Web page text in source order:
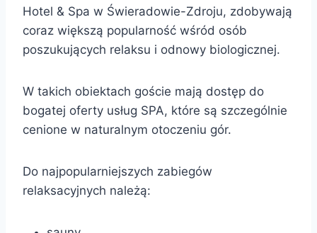
Hotel & Spa w Świeradowie-Zdroju, zdobywają
coraz większą popularność wśród osób
poszukujących relaksu i odnowy biologicznej.
W takich obiektach goście mają dostęp do
bogatej oferty usług SPA, które są szczególnie
cenione w naturalnym otoczeniu gór.
Do najpopularniejszych zabiegów
relaksacyjnych należą: